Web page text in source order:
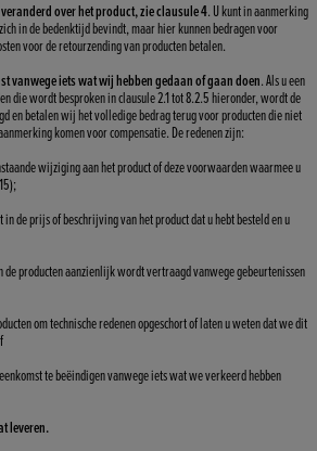
over het product, zie clausule 4. U kunt in aanmerking
in de bedenktijd bevindt, maar hier kunnen bedragen voor
voor de retourzending van producten betalen.
vanwege iets wat wij hebben gedaan of gaan doen. Als u een
die wordt besproken in clausule 2.1 tot 8.2.5 hieronder, wordt de
en betalen wij het volledige bedrag terug voor producten die niet
komen voor compensatie. De redenen zijn:
wijziging aan het product of deze voorwaarden waarmee u
de prijs of beschrijving van het product dat u hebt besteld en u
de producten aanzienlijk wordt vertraagd vanwege gebeurtenissen
om technische redenen opgeschort of laten u weten dat we dit
te beëindigen vanwege iets wat we verkeerd hebben
leveren.